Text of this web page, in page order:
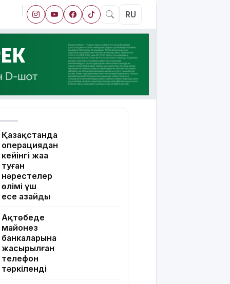
RU
Қазақстанда
операциядан
кейінгі жаңа
туған
нәрестелер
өлімі үш
есе азайды
Ақтөбеде
майонез
банкаларына
жасырылған
телефон
тәркіленді